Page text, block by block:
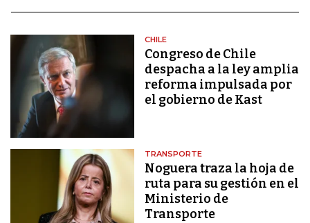
CHILE
Congreso de Chile
despacha a la ley amplia
reforma impulsada por
el gobierno de Kast
TRANSPORTE
Noguera traza la hoja de
ruta para su gestión en el
Ministerio de
Transporte